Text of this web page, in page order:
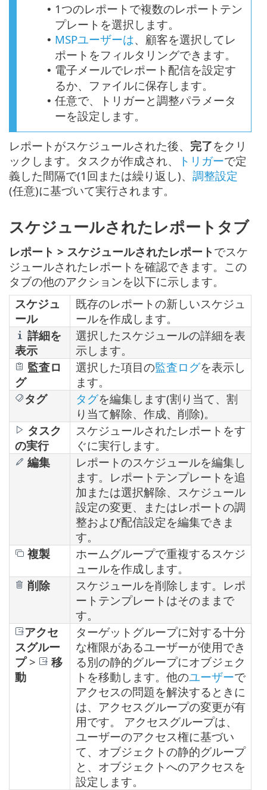
• 1つのレポートで複数のレポートテン
プレートを選択します。
• MSPユーザーは、顧客を選択してレ
ポートをフィルタリングできます。
• 電子メールでレポート配信を設定す
るか、ファイルに保存します。
• 任意で、トリガーと調整パラメータ
ーを設定します。
レポートがスケジュールされた後、 完了をクリ
ックします。タスクが作成され、
トリガーで定
義した間隔で(1回または繰り返し)、 調整設定
(任意)に基づいて実行されます。
スケジュールされたレポートタブ
レポート > スケジュールされたレポートでスケ
ジュールされたレポートを確認できます。この
タブの他のアクションを以下に示します。
スケジュ
ール
既存のレポートの新しいスケジュ
ールを作成します。
詳細を
表示
選択したスケジュールの詳細を表
示します。
監査ロ
グ
選択した項目の監査ログを表示し
ます。
タグ
タグを編集します(割り当て、割
り当て解除、作成、削除)。
タスク
の実行
スケジュールされたレポートをす
ぐに実行します。
編集
レポートのスケジュールを編集し
ます。レポートテンプレートを追
加または選択解除、スケジュール
設定の変更、またはレポートの調
整および配信設定を編集できま
す。
複製
ホームグループで重複するスケジ
ュールを作成します。
削除
スケジュールを削除します。レポ
ートテンプレートはそのままで
す。
アクセ
スグルー
プ>
移
動
ターゲットグループに対する十分
な権限があるユーザーが使用でき
る別の静的グループにオブジェク
トを移動します。他のユーザーで
アクセスの問題を解決するときに
は、アクセスグループの変更が有
用です。 アクセスグループは、
ユーザーのアクセス権に基づい
て、オブジェクトの静的グループ
と、オブジェクトへのアクセスを
設定します。